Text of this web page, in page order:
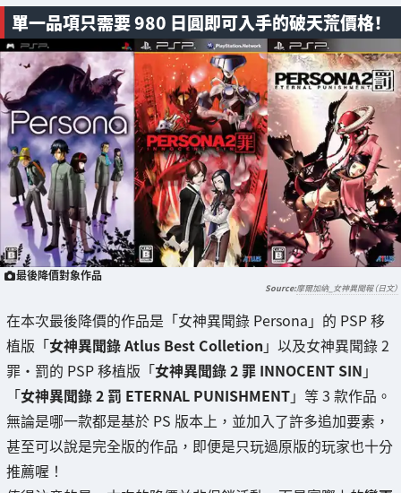
單一品項只需要 980 日圓即可入手的破天荒價格！
最後降價對象作品
摩爾加納_女神異聞報（日文）
在本次最後降價的作品是「女神異聞錄 Persona」的 PSP 移
植版「女神異聞錄 Atlus Best Colletion 」以及女神異聞錄 2
罪・罰的 PSP 移植版「女神異聞錄 2 罪 INNOCENT SIN 」
「女神異聞錄 2 罰 ETERNAL PUNISHMENT」等 3 款作品。
無論是哪一款都是基於 PS 版本上，並加入了許多追加要素，
甚至可以說是完全版的作品，即便是只玩過原版的玩家也十分
推薦喔！